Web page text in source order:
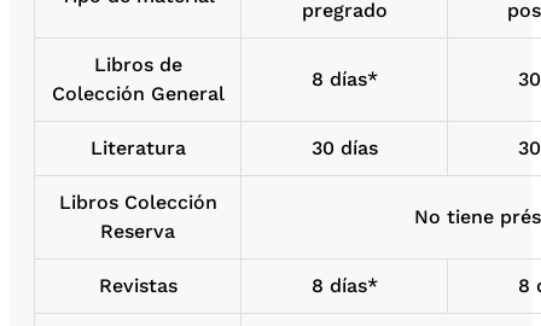
pregrado
Libros de
Colección General
8 días*
Literatura 30 días
Libros Colección
Reserva
No tiene
Revistas 8 días* 8